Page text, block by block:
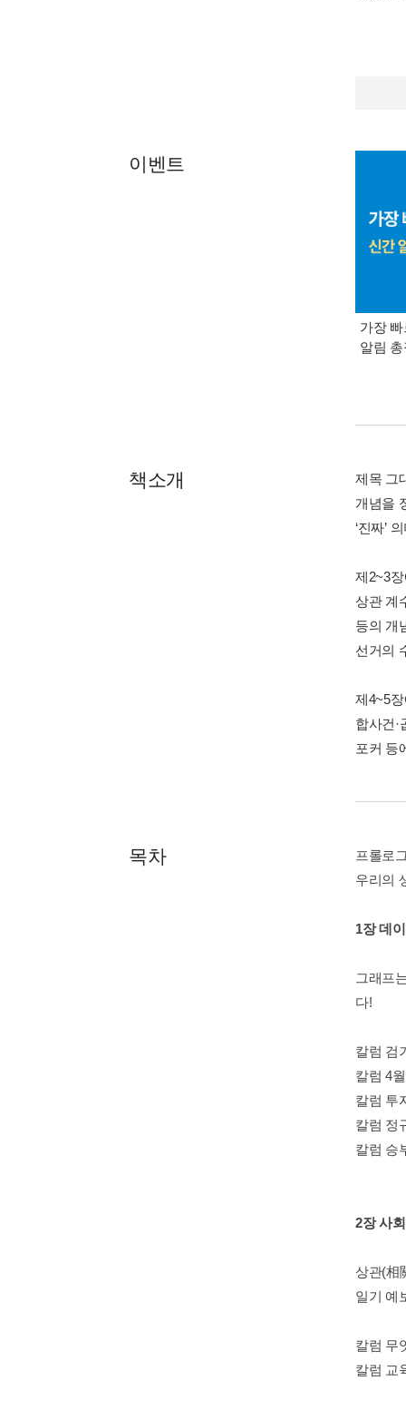
이벤트
가장
알림
책소개
제목 그
개념을
‘진짜’
제2~3
상관 계
등의 개
선거의
제4~5
합사건·
포커 등
목차
프롤로
우리의
1장 데
그래프
다!
칼럼 검
칼럼 4
칼럼 투
칼럼 정
칼럼 승
2장 사
상관(相
일기 예
칼럼 무
칼럼 교